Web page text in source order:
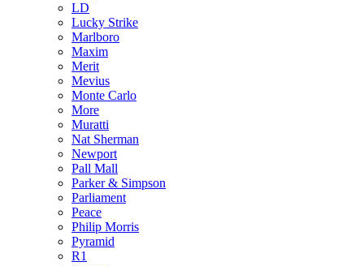
LD
Lucky Strike
Marlboro
Maxim
Merit
Mevius
Monte Carlo
More
Muratti
Nat Sherman
Newport
Pall Mall
Parker & Simpson
Parliament
Peace
Philip Morris
Pyramid
R1